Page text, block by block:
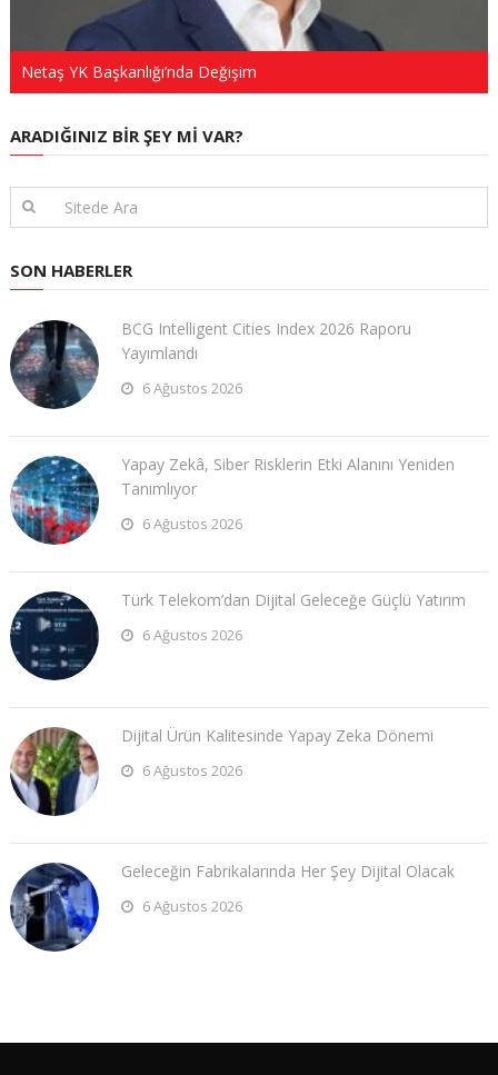
Netaş YK Başkanlığı’nda Değişim
ARADIĞINIZ BIR ŞEY MI VAR?
SON HABERLER
BCG Intelligent Cities Index 2026 Raporu
Yayımlandı
6 Ağustos 2026
Yapay Zekâ, Siber Risklerin Etki Alanını Yeniden
Tanımlıyor
6 Ağustos 2026
Türk Telekom’dan Dijital Geleceğe Güçlü Yatırım
6 Ağustos 2026
Dijital Ürün Kalitesinde Yapay Zeka Dönemi
6 Ağustos 2026
Geleceğin Fabrikalarında Her Şey Dijital Olacak
6 Ağustos 2026